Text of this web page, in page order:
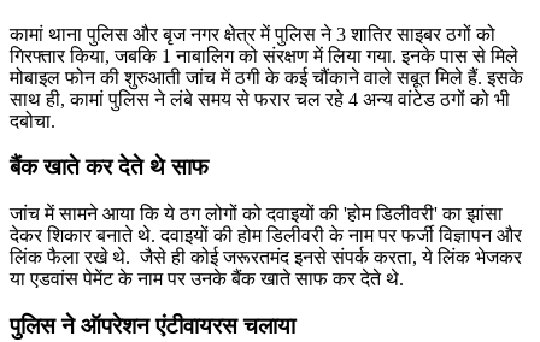
कामां थाना पुलिस और बृज नगर क्षेत्र में पुलिस ने 3 शातिर साइबर ठगों को
गिरफ्तार किया, जबकि 1 नाबालिग को संरक्षण में लिया गया. इनके पास से मिले
मोबाइल फोन की शुरुआती जांच में ठगी के कई चौंकाने वाले सबूत मिले हैं. इसके
साथ ही, कामां पुलिस ने लंबे समय से फरार चल रहे 4 अन्य वांटेड ठगों को भी
दबोचा.
बैंक खाते कर देते थे साफ
जांच में सामने आया कि ये ठग लोगों को दवाइयों की 'होम डिलीवरी' का झांसा
देकर शिकार बनाते थे. दवाइयों की होम डिलीवरी के नाम पर फर्जी विज्ञापन और
लिंक फैला रखे थे. जैसे ही कोई जरूरतमंद इनसे संपर्क करता, ये लिंक भेजकर
या एडवांस पेमेंट के नाम पर उनके बैंक खाते साफ कर देते थे.
पुलिस ने ऑपरेशन एंटीवायरस चलाया